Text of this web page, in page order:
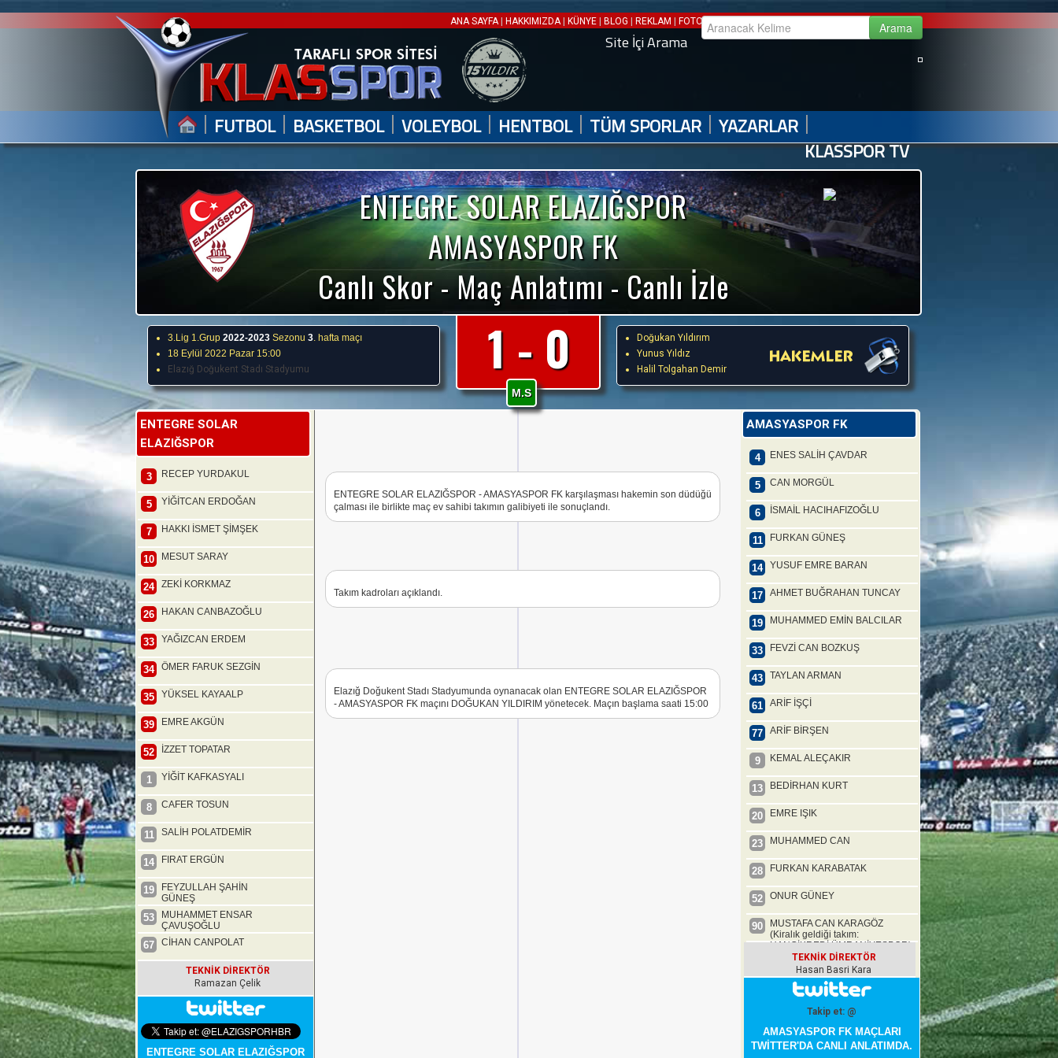
ANA SAYFA| HAKKIMIZDA| KÜNYE | BLOG | REKLAM | FOTO GALERİ VİDEO GALERİ HABER ARŞİVİ |İLETİŞİM |
Site İçi Arama
| FUTBOL | BASKETBOL | VOLEYBOL | HENTBOL | TÜM SPORLAR | YAZARLAR |
KLASSPOR TV
ENTEGRE SOLAR ELAZIĞSPOR
AMASYASPOR FK
Canlı Skor - Maç Anlatımı - Canlı İzle
3.Lig 1.Grup 2022-2023 Sezonu 3. hafta maçı
18 Eylül 2022 Pazar 15:00
Elazığ Doğukent Stadı Stadyumu
1 - 0
Doğukan Yıldırım
Yunus Yıldız
Halil Tolgahan Demir
ENTEGRE SOLAR
ELAZIĞSPOR
3 RECEP YURDAKUL
5 YİĞİTCAN ERDOĞAN
7 HAKKI İSMET ŞİMŞEK
10 MESUT SARAY
24 ZEKİ KORKMAZ
26 HAKAN CANBAZOĞLU
33 YAĞIZCAN ERDEM
34 ÖMER FARUK SEZGİN
35 YÜKSEL KAYAALP
39 EMRE AKGÜN
52 İZZET TOPATAR
1 YİĞİT KAFKASYALI
8 CAFER TOSUN
11 SALİH POLATDEMİR
14 FIRAT ERGÜN
19
FEYZULLAH ŞAHİN
GÜNEŞ
53
MUHAMMET ENSAR
ÇAVUŞOĞLU
67 CİHAN CANPOLAT
TEKNİK DİREKTÖR
Ramazan Çelik
ENTEGRE SOLAR ELAZIĞSPOR
M.S
ENTEGRE SOLAR ELAZIĞSPOR - AMASYASPOR FK karşılaşması hakemin son düdüğü
çalması ile birlikte maç ev sahibi takımın galibiyeti ile sonuçlandı.
Takım kadroları açıklandı.
Elazığ Doğukent Stadı Stadyumunda oynanacak olan ENTEGRE SOLAR ELAZIĞSPOR
- AMASYASPOR FK maçını DOĞUKAN YILDIRIM yönetecek. Maçın başlama saati 15:00
AMASYASPOR FK
4 ENES SALİH ÇAVDAR
5 CAN MORGÜL
6 İSMAİL HACIHAFIZOĞLU
11 FURKAN GÜNEŞ
14 YUSUF EMRE BARAN
17 AHMET BUĞRAHAN TUNCAY
19 MUHAMMED EMİN BALCILAR
33 FEVZİ CAN BOZKUŞ
43 TAYLAN ARMAN
61 ARİF İŞÇİ
77 ARİF BİRŞEN
9 KEMAL ALEÇAKIR
13 BEDİRHAN KURT
20 EMRE IŞIK
23 MUHAMMED CAN
28 FURKAN KARABATAK
52 ONUR GÜNEY
90
MUSTAFA CAN KARAGÖZ
(Kiralık geldiği takım:
HANGİKREDİ ÜMRANİYESPOR)
TEKNİK DİREKTÖR
Hasan Basri Kara
Takip et: @
AMASYASPOR FK MAÇLARI
TWİTTER'DA CANLI ANLATIMDA.